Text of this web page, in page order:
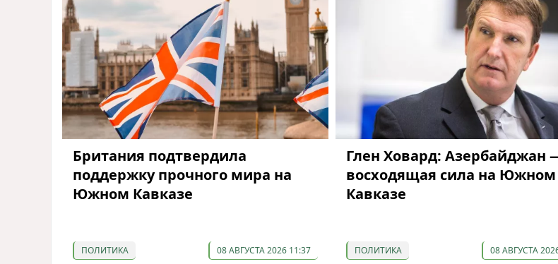
Британия подтвердила
поддержку прочного мира на
Южном Кавказе
ПОЛИТИКА 08 АВГУСТА 2026 11:37
Глен Ховард: Азербайджан
восходящая сила на Южном
Кавказе
ПОЛИТИКА 08 АВГУСТА